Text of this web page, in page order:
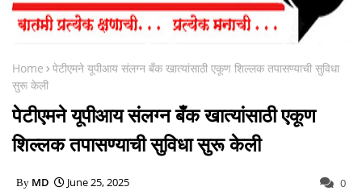
Home
पेटीएमने यूपीआय संलग्न बँक खात्यांसाठी एकूण शिल्लक तपासण्याची सुविधा
सुरू केली
पेटीएमने यूपीआय संलग्न बँक खात्यांसाठी एकूण
शिल्लक तपासण्याची सुविधा सुरू केली
MD June 25, 2025 0